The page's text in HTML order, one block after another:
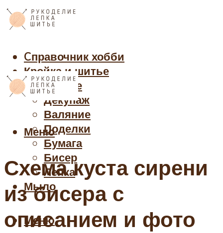
Cправочник хобби
Кройка и шитье
Рукоделие
Декупаж
Валяние
Поделки
Бумага
Бисер
Лепка
Мыло
Меню
Меню
Схема куста сирени
из бисера с
описанием и фото